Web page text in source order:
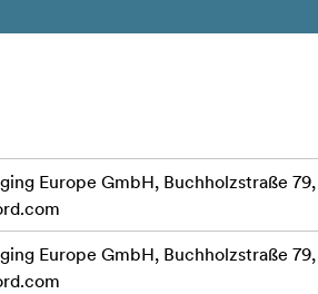
Europe GmbH, Buchholzstraße
Europe GmbH, Buchholzstraße